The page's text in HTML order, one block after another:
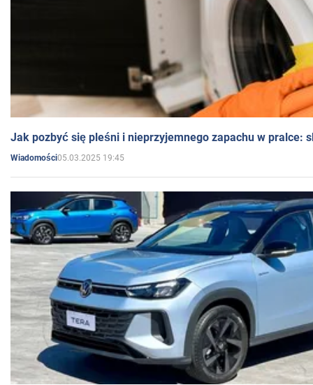
Jak pozbyć się pleśni i nieprzyjemnego zapachu w pralce:
Wiadomości05.03.2025 19:45